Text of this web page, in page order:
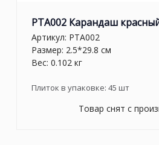
PTA002 Карандаш
Артикул: PTA002
Размер: 2.5*29.8 см
Вес: 0.102 кг
Плиток в упаковке: 45 шт
Товар снят с